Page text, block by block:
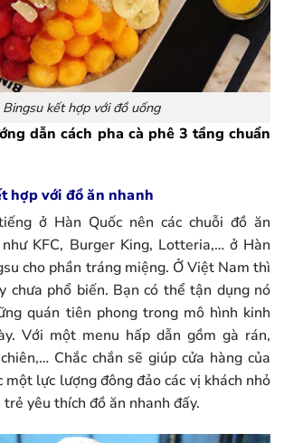
Bingsu kết hợp với đồ uống
dẫn cách pha cà phê 3 tầng chuẩn
hợp với đồ ăn nhanh
ở Hàn Quốc nên các chuỗi đồ ăn
KFC, Burger King, Lotteria,… ở Hàn
cho phần tráng miệng. Ở Việt Nam thì
chưa phổ biến. Bạn có thể tận dụng nó
quán tiên phong trong mô hình kinh
Với một menu hấp dẫn gồm gà rán,
Chắc chắn sẽ giúp cửa hàng của
một lực lượng đông đảo các vị khách nhỏ
yêu thích đồ ăn nhanh đấy.